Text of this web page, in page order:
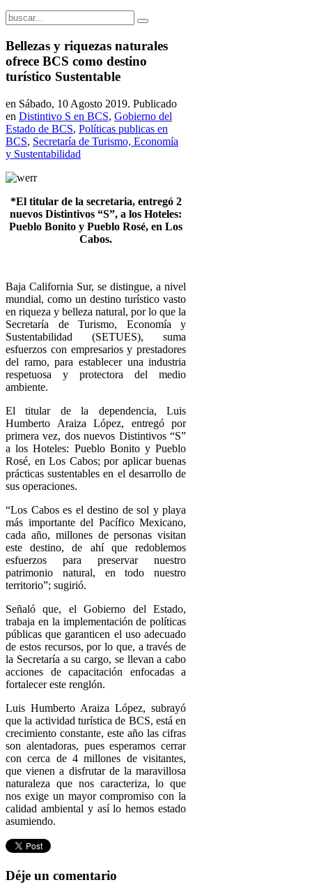
Bellezas y riquezas naturales
ofrece BCS como destino
turístico Sustentable
en Sábado, 10 Agosto 2019. Publicado
en Distintivo S en BCS, Gobierno del
Estado de BCS, Políticas publicas en
BCS, Secretaría de Turismo, Economía
y Sustentabilidad
*El titular de la secretaria, entregó 2
nuevos Distintivos “S”, a los Hoteles:
Pueblo Bonito y Pueblo Rosé, en Los
Cabos.
Baja California Sur, se distingue, a nivel
mundial, como un destino turístico vasto
en riqueza y belleza natural, por lo que la
Secretaría de Turismo, Economía y
Sustentabilidad (SETUES), suma
esfuerzos con empresarios y prestadores
del ramo, para establecer una industria
respetuosa y protectora del medio
ambiente.
El titular de la dependencia, Luis
Humberto Araiza López, entregó por
primera vez, dos nuevos Distintivos “S”
a los Hoteles: Pueblo Bonito y Pueblo
Rosé, en Los Cabos; por aplicar buenas
prácticas sustentables en el desarrollo de
sus operaciones.
“Los Cabos es el destino de sol y playa
más importante del Pacífico Mexicano,
cada año, millones de personas visitan
este destino, de ahí que redoblemos
esfuerzos para preservar nuestro
patrimonio natural, en todo nuestro
territorio”; sugirió.
Señaló que, el Gobierno del Estado,
trabaja en la implementación de políticas
públicas que garanticen el uso adecuado
de estos recursos, por lo que, a través de
la Secretaría a su cargo, se llevan a cabo
acciones de capacitación enfocadas a
fortalecer este renglón.
Luis Humberto Araiza López, subrayó
que la actividad turística de BCS, está en
crecimiento constante, este año las cifras
son alentadoras, pues esperamos cerrar
con cerca de 4 millones de visitantes,
que vienen a disfrutar de la maravillosa
naturaleza que nos caracteriza, lo que
nos exige un mayor compromiso con la
calidad ambiental y así lo hemos estado
asumiendo.
Déje un comentario